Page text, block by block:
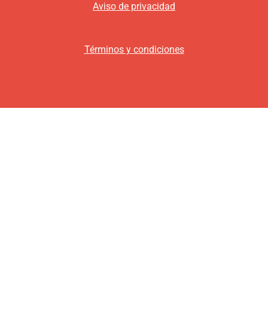
Aviso de privacidad
Términos y condiciones